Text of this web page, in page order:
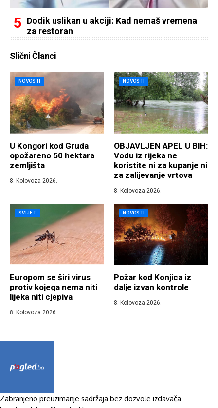
Dodik uslikan u akciji: Kad nemaš vremena
za restoran
Slični Članci
NOVOSTI
U Kongori kod Gruda
opožareno 50 hektara
zemljišta
8. Kolovoza 2026.
NOVOSTI
OBJAVLJEN APEL U BIH:
Vodu iz rijeka ne
koristite ni za kupanje ni
za zalijevanje vrtova
8. Kolovoza 2026.
SVIJET
Europom se širi virus
protiv kojega nema niti
lijeka niti cjepiva
8. Kolovoza 2026.
NOVOSTI
Požar kod Konjica iz
dalje izvan kontrole
8. Kolovoza 2026.
Zabranjeno preuzimanje sadržaja bez dozvole izdavača.